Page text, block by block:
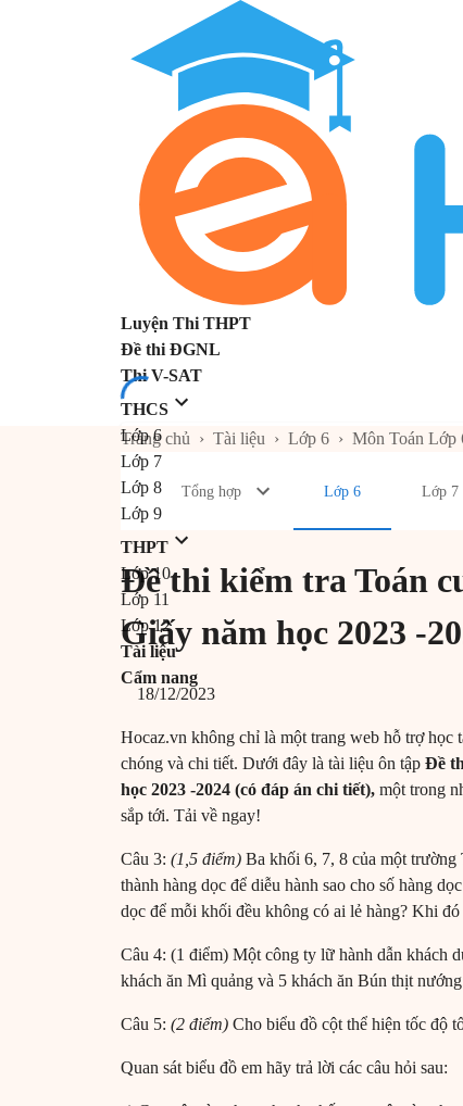
Luyện Thi THPT
Đề thi ĐGNL
Thi V-SAT
THCS
Lớp 6
Lớp 7
Lớp 8
Lớp 9
THPT
Lớp 10
Lớp 11
Lớp 12
Tài liệu
Cẩm nang
Trang chủ › Tài liệu › Lớp 6 › Môn Toán Lớp
Tổng hợp Lớp 6 Lớp 7
Đề thi kiểm tra Toán
Giấy năm học 2023 -
18/12/2023
Hocaz.vn không chỉ là một trang web hỗ trợ học
chóng và chi tiết. Dưới đây là tài liệu ôn tập Đề
học 2023 -2024 (có đáp án chi tiết), một trong
sắp tới. Tải về ngay!
Câu 3: (1 ,5 điểm) Ba khối 6, 7, 8 của một
thành hàng dọc để diễu hành sao cho số hàng
dọc để mỗi khối đều không có ai lẻ hàng? Khi
Câu 4: (1 điểm) Một công ty lữ hành dẫn khách
khách ăn Mì quảng và 5 khách ăn Bún thịt
Câu 5: (2 điểm) Cho biểu đồ cột thể hiện tốc độ
Quan sát biểu đồ em hãy trả lời các câu hỏi sau: